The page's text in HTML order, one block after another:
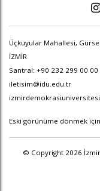
Üçkuyular Mahallesi,
İZMİR
Santral: +90 232 299 00 00
iletisim@idu.edu.tr
Eski görünüme dönmek için
© Copyright 2026